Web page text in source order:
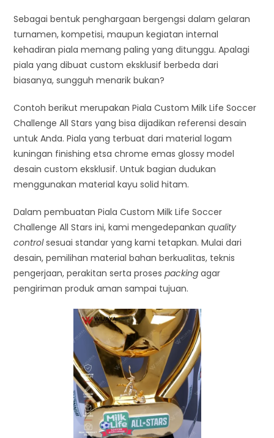
Sebagai bentuk penghargaan bergengsi dalam gelaran
turnamen, kompetisi, maupun kegiatan internal
kehadiran piala memang paling yang ditunggu. Apalagi
piala yang dibuat custom eksklusif berbeda dari
biasanya, sungguh menarik bukan?
Contoh berikut merupakan Piala Custom Milk Life Soccer
Challenge All Stars yang bisa dijadikan referensi desain
untuk Anda. Piala yang terbuat dari material logam
kuningan finishing etsa chrome emas glossy model
desain custom eksklusif. Untuk bagian dudukan
menggunakan material kayu solid hitam.
Dalam pembuatan Piala Custom Milk Life Soccer
Challenge All Stars ini, kami mengedepankanquality
controlsesuai standar yang kami tetapkan. Mulai dari
desain, pemilihan material bahan berkualitas, teknis
pengerjaan, perakitan serta prosespacking agar
pengiriman produk aman sampai tujuan.